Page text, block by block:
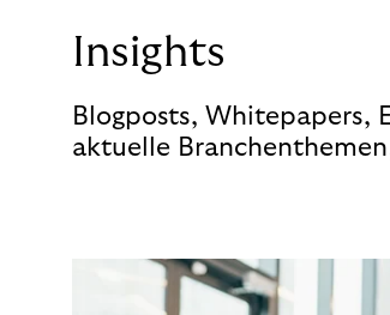
Insights
Blogposts, Whitepapers,
aktuelle